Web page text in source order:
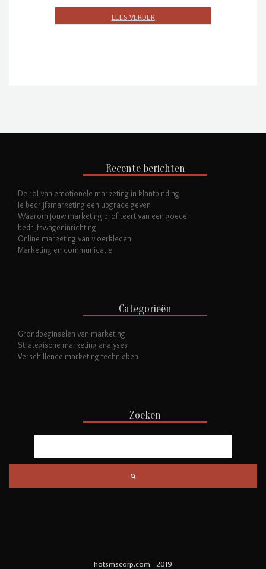
Recente berichten
De rol van emotionele marketing in klantbinding
Je bedrijfsmarketing een upgrade geven
Waarom jouw marketing profiteert van een goede
bedrijfswageninrichting
Online marketing van vloerkleden
Marketing en communicatie
Categorieën
Grondbeginselen van marketing
Strategische marketing analyses
Verschillende marketing technieken
Zoeken